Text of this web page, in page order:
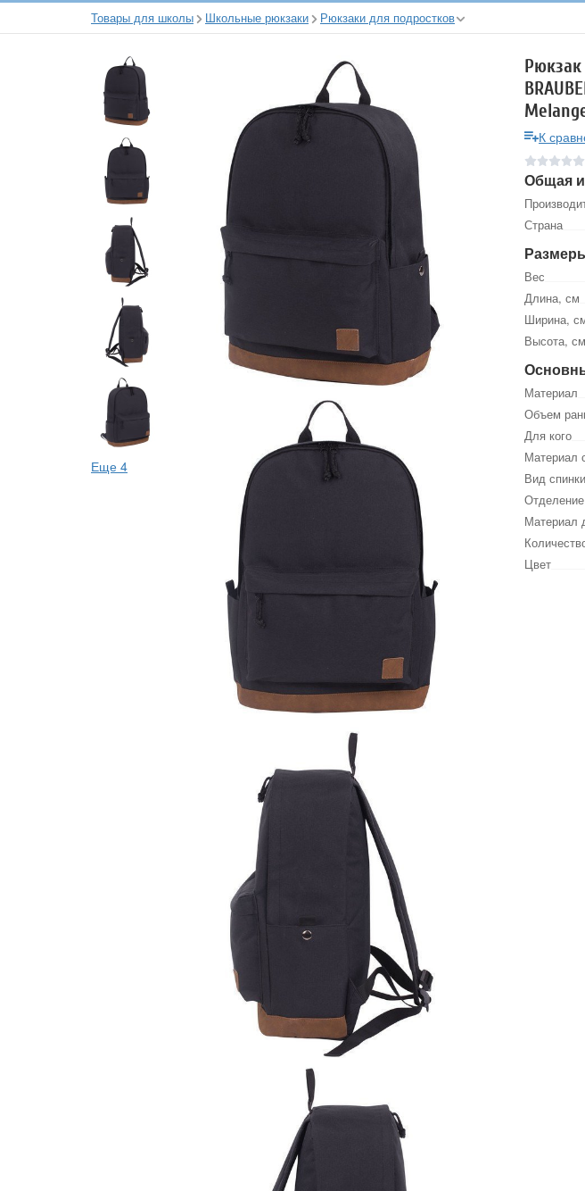
Товары для школы Школьные рюкзаки Рюкзаки для подростков
Еще 4
К
Общая
Страна
Вес
Длина, см
Ширина,
Высота, см
Материал
Объем
Для кого
Материал
Вид спинки
Материал
Цвет